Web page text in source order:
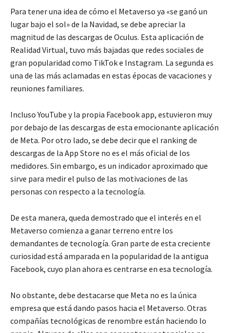
Para tener una idea de cómo el Metaverso ya «se ganó un
lugar bajo el sol» de la Navidad, se debe apreciar la
magnitud de las descargas de Oculus. Esta aplicación de
Realidad Virtual, tuvo más bajadas que redes sociales de
gran popularidad como TikTok e Instagram. La segunda es
una de las más aclamadas en estas épocas de vacaciones y
reuniones familiares.
Incluso YouTube y la propia Facebook app, estuvieron muy
por debajo de las descargas de esta emocionante aplicación
de Meta. Por otro lado, se debe decir que el ranking de
descargas de la App Store no es el más oficial de los
medidores. Sin embargo, es un indicador aproximado que
sirve para medir el pulso de las motivaciones de las
personas con respecto a la tecnología.
De esta manera, queda demostrado que el interés en el
Metaverso comienza a ganar terreno entre los
demandantes de tecnología. Gran parte de esta creciente
curiosidad está amparada en la popularidad de la antigua
Facebook, cuyo plan ahora es centrarse en esa tecnología.
No obstante, debe destacarse que Meta no es la única
empresa que está dando pasos hacia el Metaverso. Otras
compañías tecnológicas de renombre están haciendo lo